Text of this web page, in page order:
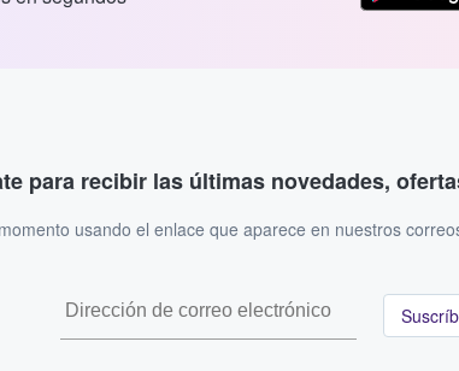
para recibir las últimas novedades,
usando el enlace que aparece en nuestros